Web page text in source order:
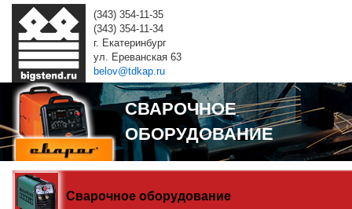
(343) 354-11-35
(343) 354-11-34
г. Екатеринбург
ул. Ереванская 63
belov@tdkap.ru
СВАРОЧНОЕ
ОБОРУДОВАНИЕ
Сварочное оборудование